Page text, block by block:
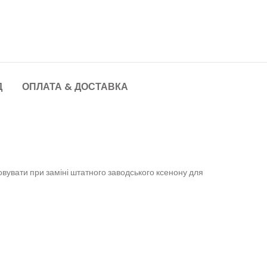
ОПЛАТА & ДОСТАВКА
при заміні штатного заводського ксенону для